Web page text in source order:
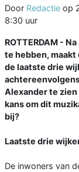
Door Redactie op
8:30 uur
ROTTERDAM -
te hebben, maakt
de laatste drie
Alexander te zien
kans om dit
bij?
Laatste drie
De inwoners van